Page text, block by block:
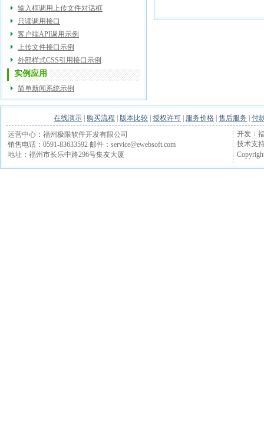
输入框调用上传文件对话框
只读调用接口
客户端API调用示例
上传文件接口示例
外部样式CSS引用接口示例
实例应用
简单新闻系统示例
在线演示 购买流程 版本比较 授权许可 服务价格 售后服务
付
运营中心：福州极限软件开发有限公司
销售电话：0591-83633592 邮件：service@ewebsoft.com
地址：福州市长乐中路296号集友大厦
开发：
技术支